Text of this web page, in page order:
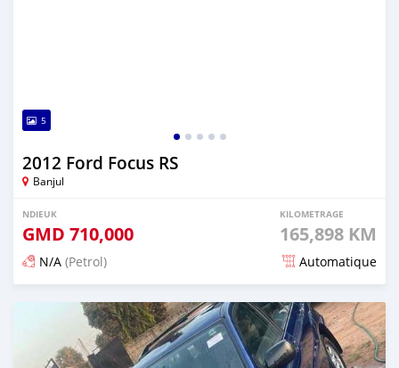
5
2012 Ford Focus RS
Banjul
NDIEUK
GMD 710,000
KILOMETRAGE
165,898 KM
N/A (Petrol) Automatique
Dougal na niou ko depuis 25 days